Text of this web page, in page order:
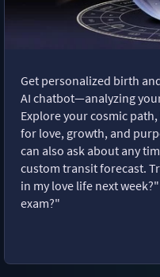
Get personalized birth
AI chatbot—analyzing
Explore your cosmic
for love, growth, and
can also ask about any
custom transit forecast.
in my love life next
exam?"